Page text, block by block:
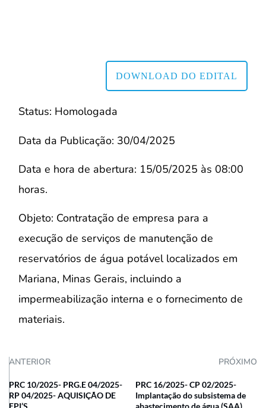
DOWNLOAD DO EDITAL
Status: Homologada
Data da Publicação: 30/04/2025
Data e hora de abertura: 15/05/2025 às 08:00
horas.
Objeto: Contratação de empresa para a
execução de serviços de manutenção de
reservatórios de água potável localizados em
Mariana, Minas Gerais, incluindo a
impermeabilização interna e o fornecimento de
materiais.
ANTERIOR PRÓXIMO
PRC 10/2025- PRG.E 04/2025-
RP 04/2025- AQUISIÇÃO DE
PRC 16/2025- CP 02/2025-
Implantação do subsistema de